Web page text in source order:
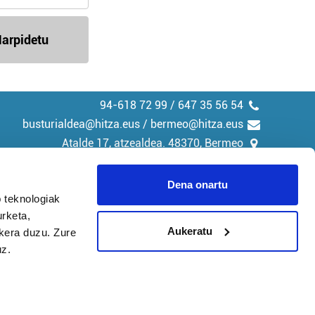
duzu. Zure
Dena onartu
Aukeratu
94-618 72 99 / 647 35 56 54
busturialdea@hitza.eus / bermeo@hitza.eus
Atalde 17, atzealdea. 48370, Bermeo
Cookieak